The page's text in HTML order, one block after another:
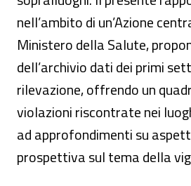
nell’ambito di un’Azione
Ministero della Salute,
dell’archivio dati dei primi
rilevazione, offrendo un
violazioni riscontrate nei
ad approfondimenti su
prospettiva sul tema della